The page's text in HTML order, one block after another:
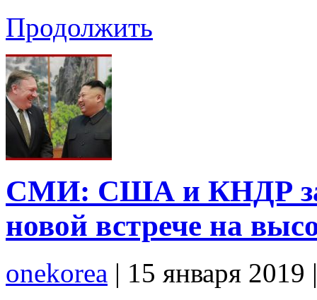
Продолжить
СМИ: США и КНДР
новой встрече на
onekorea | 15 января 2019